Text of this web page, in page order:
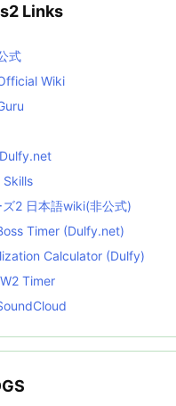
Links
式
Wiki
Skills
2 日本語wiki(非公式)
Timer (Dulfy.net)
Calculator (Dulfy)
Timer